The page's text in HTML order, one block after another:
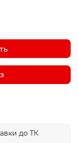
до ТК